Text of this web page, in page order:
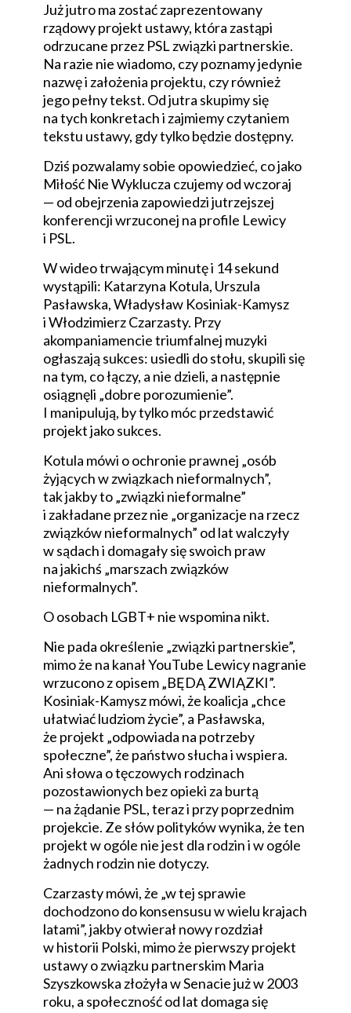
Już jutro ma zostać zaprezentowany
rządowy projekt ustawy, która zastąpi
odrzucane przez PSL związki partnerskie.
Na razie nie wiadomo, czy poznamy jedynie
nazwę i założenia projektu, czy również
jego pełny tekst. Od jutra skupimy się
na tych konkretach i zajmiemy czytaniem
tekstu ustawy, gdy tylko będzie dostępny.
Dziś pozwalamy sobie opowiedzieć, co jako
Miłość Nie Wyklucza czujemy od wczoraj
— od obejrzenia zapowiedzi jutrzejszej
konferencji wrzuconej na profile Lewicy
i PSL.
W wideo trwającym minutę i 14 sekund
wystąpili: Katarzyna Kotula, Urszula
Pasławska, Władysław Kosiniak-Kamysz
i Włodzimierz Czarzasty. Przy
akompaniamencie triumfalnej muzyki
ogłaszają sukces: usiedli do stołu, skupili się
na tym, co łączy, a nie dzieli, a następnie
osiągnęli „dobre porozumienie”.
I manipulują, by tylko móc przedstawić
projekt jako sukces.
Kotula mówi o ochronie prawnej „osób
żyjących w związkach nieformalnych”,
tak jakby to „związki nieformalne”
i zakładane przez nie „organizacje na rzecz
związków nieformalnych” od lat walczyły
w sądach i domagały się swoich praw
na jakichś „marszach związków
nieformalnych”.
O osobach LGBT+ nie wspomina nikt.
Nie pada określenie „związki partnerskie”,
mimo że na kanał YouTube Lewicy nagranie
wrzucono z opisem „BĘDĄ ZWIĄZKI”.
Kosiniak-Kamysz mówi, że koalicja „chce
ułatwiać ludziom życie”, a Pasławska,
że projekt „odpowiada na potrzeby
społeczne”, że państwo słucha i wspiera.
Ani słowa o tęczowych rodzinach
pozostawionych bez opieki za burtą
— na żądanie PSL, teraz i przy poprzednim
projekcie. Ze słów polityków wynika, że ten
projekt w ogóle nie jest dla rodzin i w ogóle
żadnych rodzin nie dotyczy.
Czarzasty mówi, że „w tej sprawie
dochodzono do konsensusu w wielu krajach
latami”, jakby otwierał nowy rozdział
w historii Polski, mimo że pierwszy projekt
ustawy o związku partnerskim Maria
Szyszkowska złożyła w Senacie już w 2003
roku, a społeczność od lat domaga się